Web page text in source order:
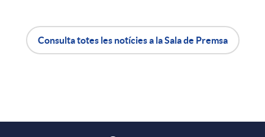
a
Consulta totes les notícies a la Sala de Premsa